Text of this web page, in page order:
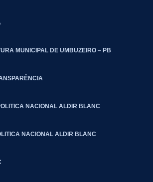
MUNICIPAL DE UMBUZEIRO – PB
NACIONAL ALDIR BLANC
NACIONAL ALDIR BLANC